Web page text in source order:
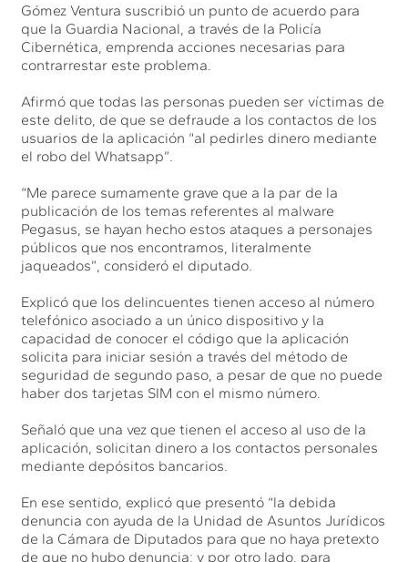
Gómez Ventura suscribió un punto de acuerdo para
que la Guardia Nacional, a través de la Policía
Cibernética, emprenda acciones necesarias para
contrarrestar este problema.
Afirmó que todas las personas pueden ser víctimas de
este delito, de que se defraude a los contactos de los
usuarios de la aplicación “al pedirles dinero mediante
el robo del Whatsapp”.
“Me parece sumamente grave que a la par de la
publicación de los temas referentes al malware
Pegasus, se hayan hecho estos ataques a personajes
públicos que nos encontramos, literalmente
jaqueados”, consideró el diputado.
Explicó que los delincuentes tienen acceso al número
telefónico asociado a un único dispositivo y la
capacidad de conocer el código que la aplicación
solicita para iniciar sesión a través del método de
seguridad de segundo paso, a pesar de que no puede
haber dos tarjetas SIM con el mismo número.
Señaló que una vez que tienen el acceso al uso de la
aplicación, solicitan dinero a los contactos personales
mediante depósitos bancarios.
En ese sentido, explicó que presentó “la debida
denuncia con ayuda de la Unidad de Asuntos Jurídicos
de la Cámara de Diputados para que no haya pretexto
de que no hubo denuncia; y por otro lado, para